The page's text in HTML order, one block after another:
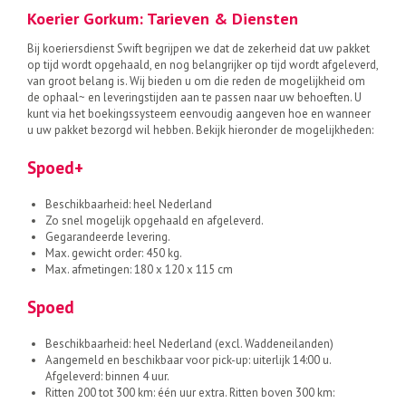
Koerier Gorkum: Tarieven & Diensten
Bij koeriersdienst Swift begrijpen we dat de zekerheid dat uw pakket
op tijd wordt opgehaald, en nog belangrijker op tijd wordt afgeleverd,
van groot belang is. Wij bieden u om die reden de mogelijkheid om
de ophaal~ en leveringstijden aan te passen naar uw behoeften. U
kunt via het boekingssysteem eenvoudig aangeven hoe en wanneer
u uw pakket bezorgd wil hebben. Bekijk hieronder de mogelijkheden:
Spoed+
Beschikbaarheid: heel Nederland
Zo snel mogelijk opgehaald en afgeleverd.
Gegarandeerde levering.
Max. gewicht order: 450 kg.
Max. afmetingen: 180 x 120 x 115 cm
Spoed
Beschikbaarheid: heel Nederland (excl. Waddeneilanden)
Aangemeld en beschikbaar voor pick-up: uiterlijk 14:00 u.
Afgeleverd: binnen 4 uur.
Ritten 200 tot 300 km: één uur extra. Ritten boven 300 km: